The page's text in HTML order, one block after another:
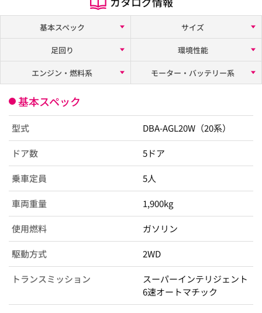
基本スペック
サイズ
足回り
環境性能
エンジン・燃料系
モーター・バッテリー系
基本スペック
型式 DBA-AGL20W（20系）
ドア数 5ドア
乗車定員 5人
車両重量 1,900kg
使用燃料 ガソリン
駆動方式 2WD
トランスミッション
スーパーインテリジェント
6速オートマチック